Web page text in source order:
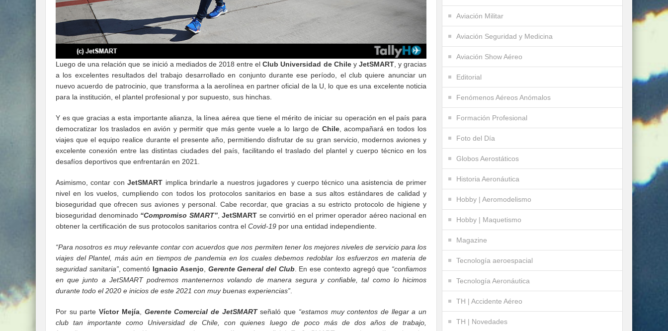
Luego de una relación que se inició a mediados de 2018 entre elClub Universidad de Chiley JetSMART, y gracias
a los excelentes resultados del trabajo desarrollado en conjunto durante ese período, el club quiere anunciar un
nuevo acuerdo de patrocinio, que transforma a la aerolínea en partner oficial de la U, lo que es una excelente noticia
para la institución, el plantel profesional y por supuesto, sus hinchas.
Y es que gracias a esta importante alianza, la línea aérea que tiene el mérito de iniciar su operación en el país para
democratizar los traslados en avión y permitir que más gente vuele a lo largo de Chile, acompañará en todos los
viajes que el equipo realice durante el presente año, permitiendo disfrutar de su gran servicio, modernos aviones y
excelente conexión entre las distintas ciudades del país, facilitando el traslado del plantel y cuerpo técnico en los
desafíos deportivos que enfrentarán en 2021.
Asimismo, contar conJetSMART implica brindarle a nuestros jugadores y cuerpo técnico una asistencia de primer
nivel en los vuelos, cumpliendo con todos los protocolos sanitarios en base a sus altos estándares de calidad y
bioseguridad que ofrecen sus aviones y personal. Cabe recordar, que gracias a su estricto protocolo de higiene y
bioseguridad denominado “Compromiso SMART”,JetSMART se convirtió en el primer operador aéreo nacional en
obtener la certificación de sus protocolos sanitarios contra el Covid-19 por una entidad independiente.
“Para nosotros es muy relevante contar con acuerdos que nos permiten tener los mejores niveles de servicio para los
viajes del Plantel, más aún en tiempos de pandemia en los cuales debemos redoblar los esfuerzos en materia de
seguridad sanitaria”, comentó Ignacio Asenjo, Gerente General del Club. En ese contexto agregó que “confiamos
en que junto a JetSMART podremos mantenernos volando de manera segura y confiable, tal como lo hicimos
durante todo el 2020 e inicios de este 2021 con muy buenas experiencias”.
Por su parteVíctor Mejía, Gerente Comercial de JetSMARTseñaló que “estamos muy contentos de llegar a un
club tan importante como Universidad de Chile, con quienes luego de poco más de dos años de trabajo,
Aviación Militar
Aviación Seguridad y Medicina
Aviación Show Aéreo
Editorial
Fenómenos Aéreos Anómalos
Formación Profesional
Foto del Día
Globos Aerostáticos
Historia Aeronáutica
Hobby | Aeromodelismo
Hobby | Maquetismo
Magazine
Tecnología aeroespacial
Tecnología Aeronáutica
TH | Accidente Aéreo
TH | Novedades